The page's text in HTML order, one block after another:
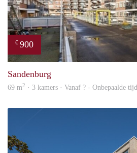
€ 900
Sandenburg
69 m2 · 3 kamers · Vanaf ? - Onbepaalde tijd